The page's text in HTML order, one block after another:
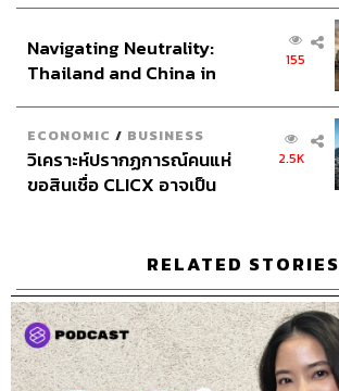
อินโดนีเซีย
Navigating Neutrality:
Thailand and China in
155
ECONOMIC / BUSINESS
วิเคราะห์ปรากฏการณ์คนแห่
ขอสินเชื่อ CLICX อาจเป็น
2.5K
RELATED STORIES